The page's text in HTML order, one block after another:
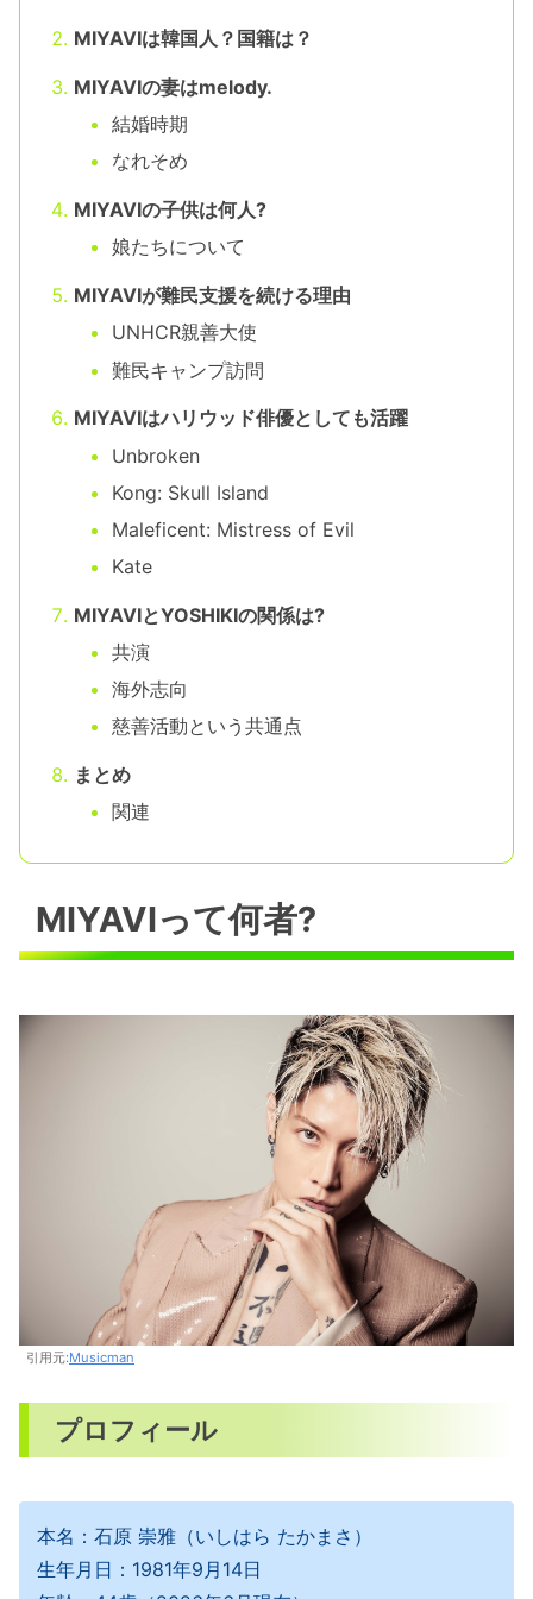
MIYAVIは韓国人？国籍は？
MIYAVIの妻はmelody.
結婚時期
なれそめ
MIYAVIの子供は何人?
娘たちについて
MIYAVIが難民支援を続ける理由
UNHCR親善大使
難民キャンプ訪問
MIYAVIはハリウッド俳優としても活躍
Unbroken
Kong: Skull Island
Maleficent: Mistress of Evil
Kate
MIYAVIとYOSHIKIの関係は?
共演
海外志向
慈善活動という共通点
まとめ
関連
MIYAVIって何者?
引用元:Musicman
プロフィール
本名：石原 崇雅（いしはら たかまさ）
生年月日：1981年9月14日